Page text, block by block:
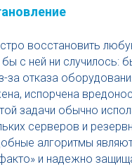
восстановить
с ней ни случилось:
за отказа
испорчена
задачи обычно
серверов и
алгоритмы
и надежно